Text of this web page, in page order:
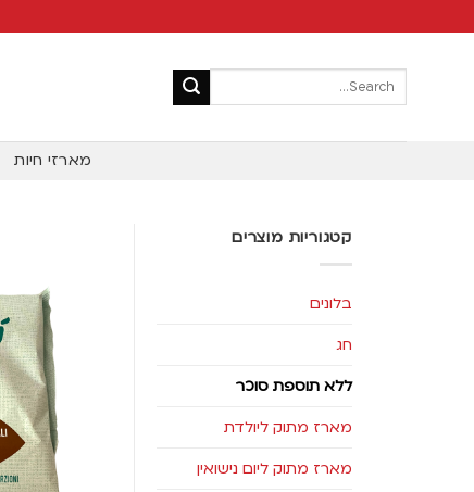
מארזי חיות
קטגוריות מוצרים
בלונים
חג
ללא תוספת סוכר
מארז מתוק ליולדת
מארז מתוק ליום נישואין